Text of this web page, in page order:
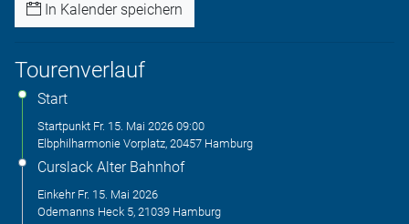
In Kalender speichern
Tourenverlauf
Start
Startpunkt Fr. 15. Mai 2026 09:00
Elbphilharmonie Vorplatz, 20457 Hamburg
Curslack Alter Bahnhof
Einkehr Fr. 15. Mai 2026
Odemanns Heck 5, 21039 Hamburg